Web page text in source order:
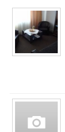
Calarasi
Caras-Severin